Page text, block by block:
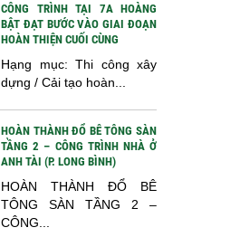
CÔNG TRÌNH TẠI 7A HOÀNG
BẬT ĐẠT BƯỚC VÀO GIAI ĐOẠN
HOÀN THIỆN CUỐI CÙNG
Hạng mục: Thi công xây
dựng / Cải tạo hoàn...
HOÀN THÀNH ĐỔ BÊ TÔNG SÀN
TẦNG 2 – CÔNG TRÌNH NHÀ Ở
ANH TÀI (P. LONG BÌNH)
HOÀN THÀNH ĐỔ BÊ
TÔNG SÀN TẦNG 2 –
CÔNG...